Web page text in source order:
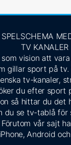
TV KANALER
vision att
gillar sport på tv.
tv-kanaler,
du efter sport
så hittar du det
du se tv-tablå
vår sajt
iPhone, Android